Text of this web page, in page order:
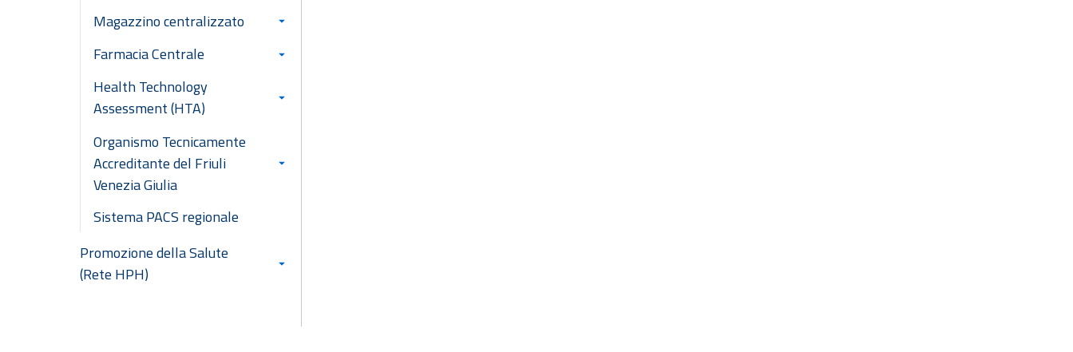
Magazzino centralizzato
Farmacia Centrale
Health Technology
Assessment (HTA)
Organismo Tecnicamente
Accreditante del Friuli
Venezia Giulia
Sistema PACS regionale
Promozione della Salute
(Rete HPH)